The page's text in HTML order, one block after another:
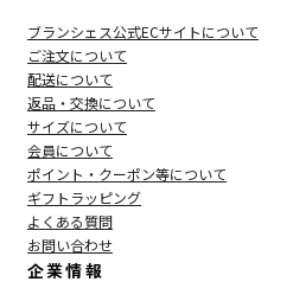
ブランシェス公式ECサイトについて
ご注文について
配送について
返品・交換について
サイズについて
会員について
ポイント・クーポン等について
ギフトラッピング
よくある質問
お問い合わせ
企業情報